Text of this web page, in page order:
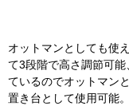
オットマンとしても使
て3段階で高さ調節可
ているのでオットマン
置き台として使用可能。